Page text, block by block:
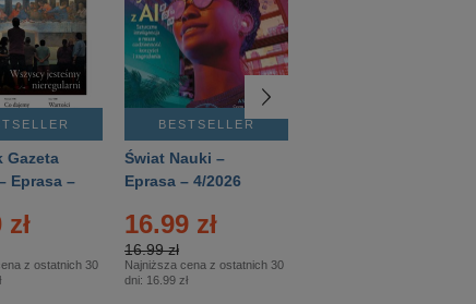
Gazeta
Eprasa –
zł
z ostatnich 30
BESTSELLER
Świat Nauki –
Eprasa – 4/2026
16.99 zł
16.99 zł
Najniższa cena z ostatnich 30
dni: 16.99 zł